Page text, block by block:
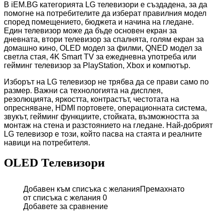
В iEM.BG категорията LG телевизори е създадена, за да
помогне на потребителите да изберат правилния модел
според помещението, бюджета и начина на гледане.
Един телевизор може да бъде основен екран за
дневната, втори телевизор за спалнята, голям екран за
домашно кино, OLED модел за филми, QNED модел за
светла стая, 4K Smart TV за ежедневна употреба или
гейминг телевизор за PlayStation, Xbox и компютър.
Изборът на LG телевизор не трябва да се прави само по
размер. Важни са технологията на дисплея,
резолюцията, яркостта, контрастът, честотата на
опресняване, HDMI портовете, операционната система,
звукът, гейминг функциите, стойката, възможността за
монтаж на стена и разстоянието на гледане. Най-добрият
LG телевизор е този, който пасва на стаята и реалните
навици на потребителя.
OLED Телевизори
Добавен към списъка с желанияПремахнато
от списъка с желания 0
Добавете за сравнение